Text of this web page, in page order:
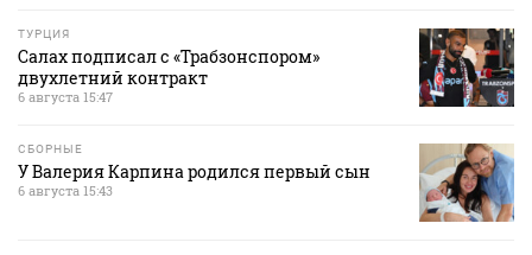
ТУРЦИЯ
Салах подписал с «Трабзонспором»
двухлетний контракт
6 августа 15:47
СБОРНЫЕ
У Валерия Карпина родился первый сын
6 августа 15:43